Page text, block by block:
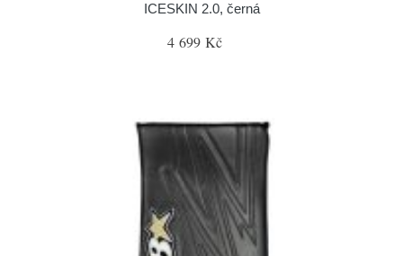
ICESKIN 2.0, černá
4 699 Kč